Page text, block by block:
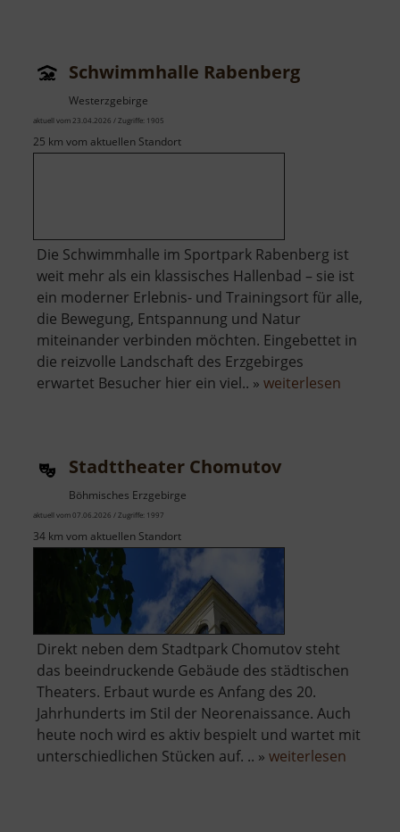
Schwimmhalle Rabenberg
Westerzgebirge
aktuell vom 23.04.2026 / Zugriffe: 1905
25 km vom aktuellen Standort
Die Schwimmhalle im Sportpark Rabenberg ist
weit mehr als ein klassisches Hallenbad – sie ist
ein moderner Erlebnis- und Trainingsort für alle,
die Bewegung, Entspannung und Natur
miteinander verbinden möchten. Eingebettet in
die reizvolle Landschaft des Erzgebirges
erwartet Besucher hier ein viel.. » weiterlesen
Stadttheater Chomutov
Böhmisches Erzgebirge
aktuell vom 07.06.2026 / Zugriffe: 1997
34 km vom aktuellen Standort
Direkt neben dem Stadtpark Chomutov steht
das beeindruckende Gebäude des städtischen
Theaters. Erbaut wurde es Anfang des 20.
Jahrhunderts im Stil der Neorenaissance. Auch
heute noch wird es aktiv bespielt und wartet mit
unterschiedlichen Stücken auf. .. » weiterlesen